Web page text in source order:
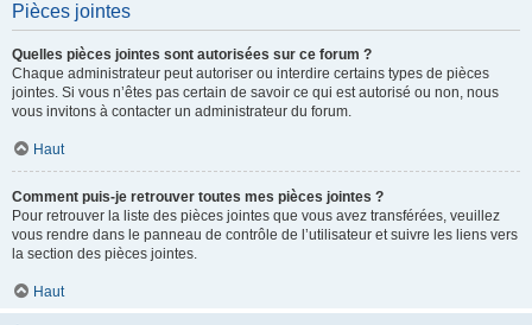
Pièces jointes
Quelles pièces jointes sont autorisées sur ce forum ?
Chaque administrateur peut autoriser ou interdire certains types de pièces
jointes. Si vous n’êtes pas certain de savoir ce qui est autorisé ou non, nous
vous invitons à contacter un administrateur du forum.
Haut
Comment puis-je retrouver toutes mes pièces jointes ?
Pour retrouver la liste des pièces jointes que vous avez transférées, veuillez
vous rendre dans le panneau de contrôle de l’utilisateur et suivre les liens vers
la section des pièces jointes.
Haut